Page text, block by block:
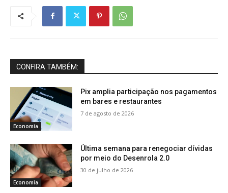
CONFIRA TAMBÉM:
Economia
Pix amplia participação nos pagamentos
em bares e restaurantes
7 de agosto de 2026
Economia
Última semana para renegociar dívidas
por meio do Desenrola 2.0
30 de julho de 2026